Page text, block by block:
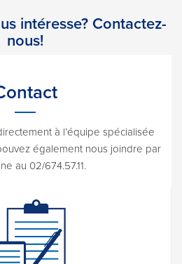
intéresse? Contactez-
nous!
à l’équipe spécialisée
également nous joindre par
au 02/674.57.11.